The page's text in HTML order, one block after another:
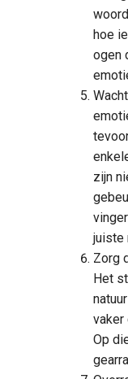
hoe
ogen
zijn
juiste
Zorg
Het
vaker
Op